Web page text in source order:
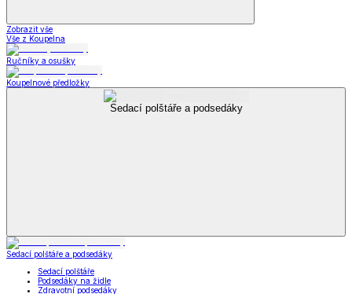
Zobrazit vše
Vše z Koupelna
Ručníky a osušky
Koupelnové předložky
Sedací polštáře a podsedáky
Sedací polštáře a podsedáky
Sedací polštáře
Podsedáky na židle
Zdravotní podsedáky